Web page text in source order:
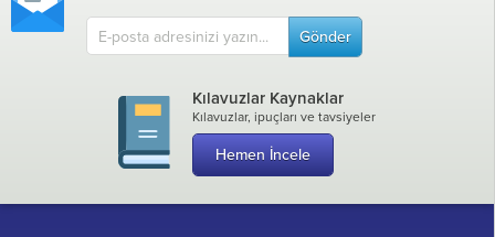
Gönder
Kılavuzlar Kaynaklar
Kılavuzlar, ipuçları ve tavsiyeler
Hemen İncele